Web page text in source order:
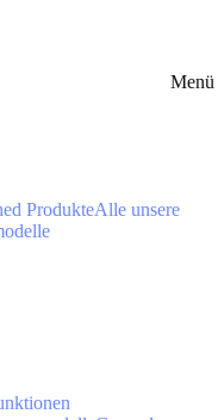
Menü
ProdukteAlle unsere